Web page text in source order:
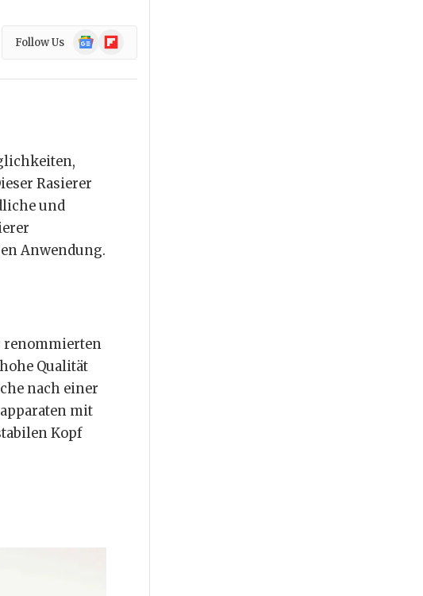
Follow Us
Google
News
Flipboard
Rasierer
und
Anwendung.
renommierten
Qualität
nach einer
mit
Kopf